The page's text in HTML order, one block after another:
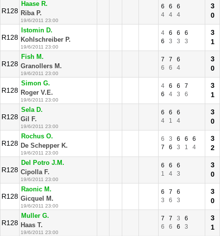
R128
Haase R.
Riba P.
19/6/2011 23:00
6 6
6
4
4 4
3
0
R128
Istomin D.
Kohlschreiber P.
19/6/2011 23:00
4 6 6
6
6
3 3 3
3
1
R128
Fish M.
Granollers M.
19/6/2011 23:00
7 7
6
6
6 4
3
0
R128
Simon G.
Roger V.E.
19/6/2011 23:00
4 6 6
7
6
4 3 6
3
1
R128
Sela D.
Gil F.
19/6/2011 23:00
6 6
6
4
1 4
3
0
R128
Rochus O.
De Schepper K.
19/6/2011 23:00
6 3 6 6
6
7
6 3 1 4
3
2
R128
Del Potro J.M.
Cipolla F.
19/6/2011 23:00
6 6
6
1
4 3
3
0
R128
Raonic M.
Gicquel M.
19/6/2011 23:00
6 7
6
3
6 3
3
0
R128
Muller G.
Haas T.
19/6/2011 23:00
7 7 3
6
6
6 6 3
3
1